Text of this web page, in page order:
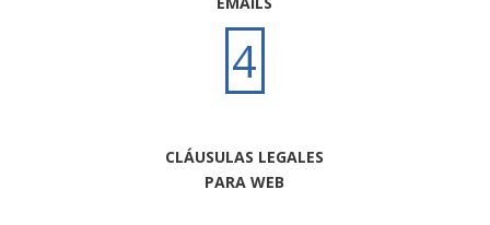
4
CLÁUSULAS LEGALES
PARA WEB